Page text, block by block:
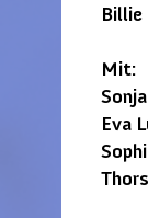
Billie
Mit:
Eva